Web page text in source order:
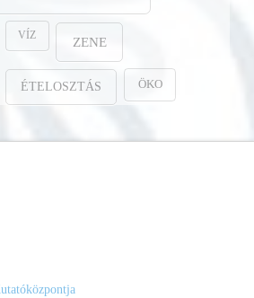
VÍZ ZENE
ÉTELOSZTÁS ÖKO